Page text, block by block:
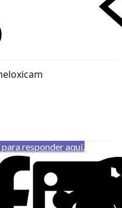
responder aquí.